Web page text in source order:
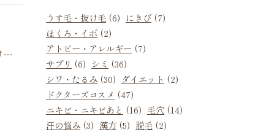
…
うす毛・抜け毛 (6) にきび (7)
ほくろ・イボ (2)
アトピー・アレルギー (7)
サプリ (6) シミ (36)
シワ・たるみ (30) ダイエット (2)
ドクターズコスメ (47)
ニキビ・ニキビあと (16) 毛穴 (14)
汗の悩み (3) 漢方 (5) 脱毛 (2)